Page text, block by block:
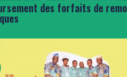
des forfaits de